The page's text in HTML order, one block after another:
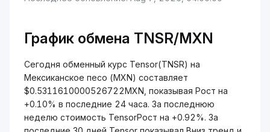
График обмена TNSR/MXN
Сегодня обменный курс Tensor(TNSR) на
Мексиканское песо (MXN) составляет
$0.5311610000526722MXN, показывая Рост на
+0.10% в последние 24 часа. За последнюю
неделю стоимость TensorРост на +0.92%. За